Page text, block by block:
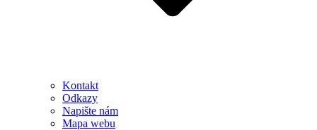
Kontakt
Odkazy
Napište nám
Mapa webu